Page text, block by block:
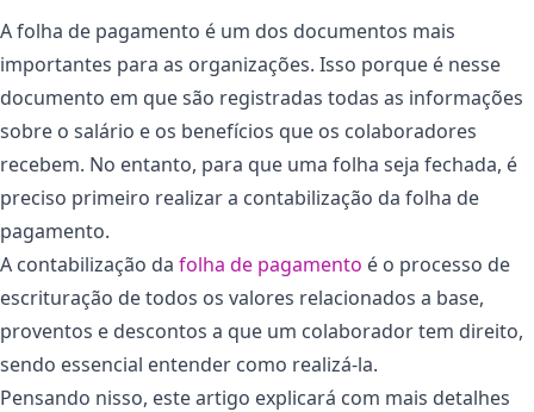
A folha de pagamento é um dos documentos mais
importantes para as organizações. Isso porque é nesse
documento em que são registradas todas as informações
sobre o salário e os benefícios que os colaboradores
recebem. No entanto, para que uma folha seja fechada, é
preciso primeiro realizar a contabilização da folha de
pagamento.
A contabilização da folha de pagamento é o processo de
escrituração de todos os valores relacionados a base,
proventos e descontos a que um colaborador tem direito,
sendo essencial entender como realizá-la.
Pensando nisso, este artigo explicará com mais detalhes